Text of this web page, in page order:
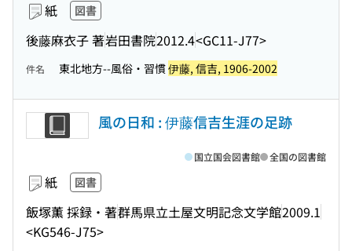
紙 図書
後藤麻衣子 著岩田書院2012.4<GC11-J77>
件名 東北地方--風俗・習慣伊藤, 信吉, 1906-2002
風の日和 : 伊藤信吉生涯の足跡
紙 図書
飯塚薫 採録・著群馬県立土屋文明記念文学館2009.1
<KG546-J75>
国立国会図書館 全国の図書館